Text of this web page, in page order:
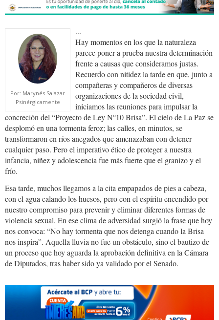
Por: Marynés Salazar
Psinérgicamente
...
Hay momentos en los que la naturaleza
parece poner a prueba nuestra determinación
frente a causas que consideramos justas.
Recuerdo con nitidez la tarde en que, junto a
compañeras y compañeros de diversas
organizaciones de la sociedad civil,
iniciamos las reuniones para impulsar la
concreción del “Proyecto de Ley N°10 Brisa”. El cielo de La Paz se
desplomó en una tormenta feroz; las calles, en minutos, se
transformaron en ríos anegados que amenazaban con detener
cualquier paso. Pero el imperativo ético de proteger a nuestra
infancia, niñez y adolescencia fue más fuerte que el granizo y el
frío.
Esa tarde, muchos llegamos a la cita empapados de pies a cabeza,
con el agua calando los huesos, pero con el espíritu encendido por
nuestro compromiso para prevenir y eliminar diferentes formas de
violencia sexual. En ese clima de adversidad surgió la frase que hoy
nos convoca: “No hay tormenta que nos detenga cuando la Brisa
nos inspira”. Aquella lluvia no fue un obstáculo, sino el bautizo de
un proceso que hoy aguarda la aprobación definitiva en la Cámara
de Diputados, tras haber sido ya validado por el Senado.